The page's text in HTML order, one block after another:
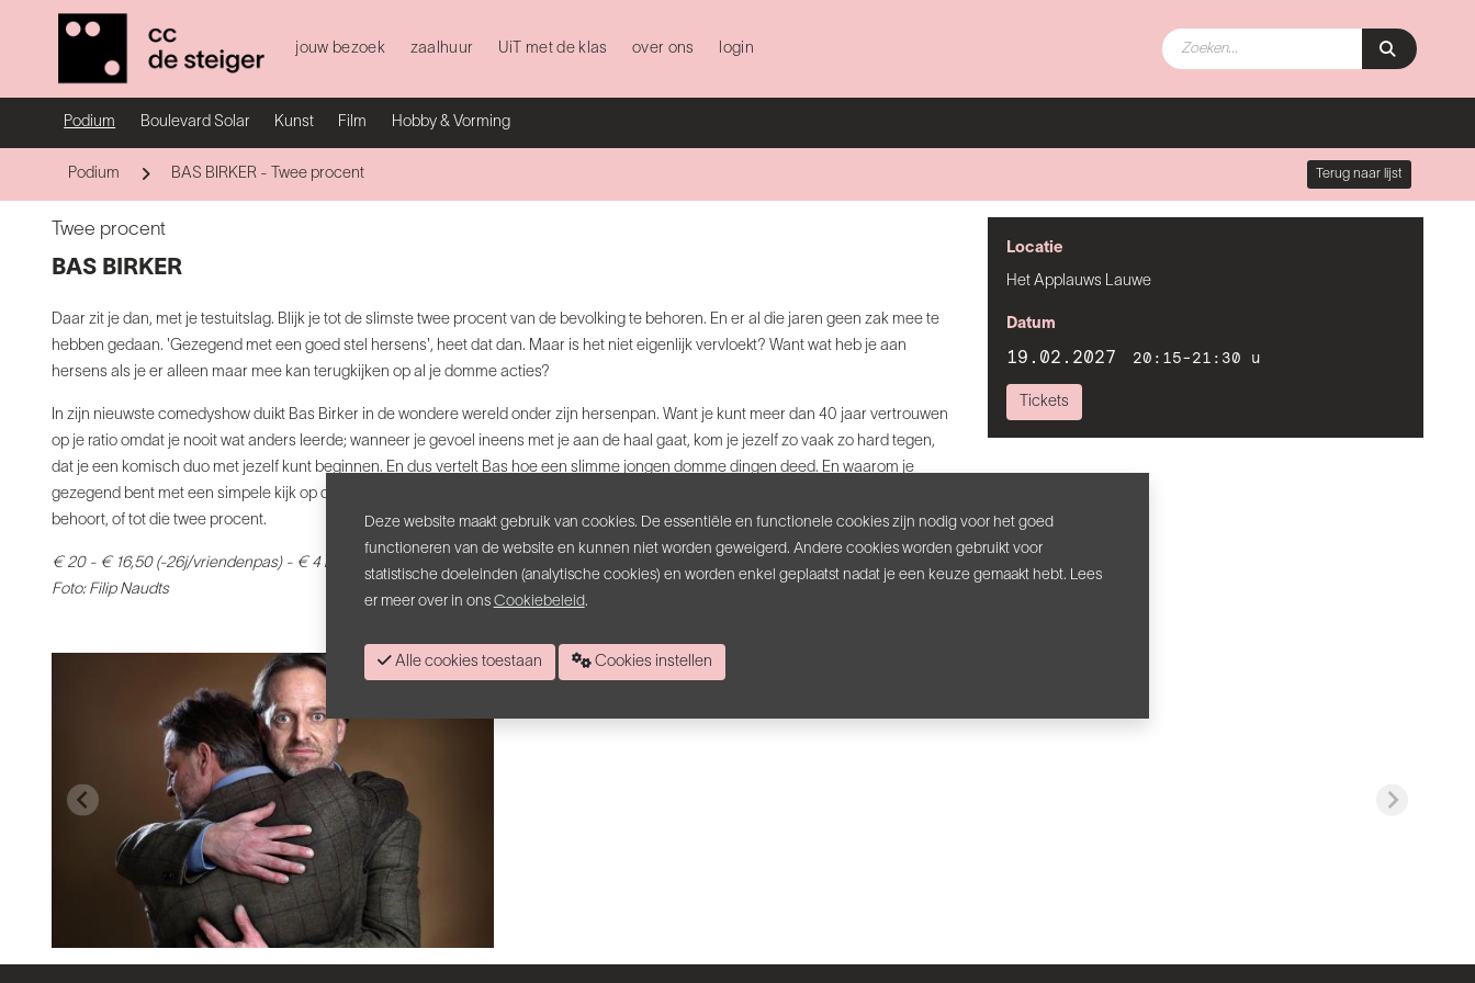
jouw bezoek zaalhuur UiT met de klas over ons login
Podium Boulevard Solar Kunst Film Hobby & Vorming
Podium BAS BIRKER - Twee procent Terug naar lijst
Twee procent
BAS BIRKER
Daar zit je dan, met je testuitslag. Blijk je tot de slimste twee procent van de bevolking te behoren. En er al die jaren geen zak mee te
hebben gedaan. 'Gezegend met een goed stel hersens', heet dat dan. Maar is het niet eigenlijk vervloekt? Want wat heb je aan
hersens als je er alleen maar mee kan terugkijken op al je domme acties?
In zijn nieuwste comedyshow duikt Bas Birker in de wondere wereld onder zijn hersenpan. Want je kunt meer dan 40 jaar vertrouwen
op je ratio omdat je nooit wat anders leerde; wanneer je gevoel ineens met je aan de haal gaat, kom je jezelf zo vaak zo hard tegen,
dat je een komisch duo met jezelf kunt beginnen. En dus vertelt Bas hoe een slimme jongen domme dingen deed. En waarom je
gezegend bent met een simpele kijk op de wereld en vervloekt als je denkt dat je alles weet. Of je nu tot de grote meerderheid
behoort, of tot die twee procent.
€ 20 - € 16,50 (-26j/vriendenpas) - € 4 kansentarief
Foto: Filip Naudts
Locatie
Het Applauws Lauwe
Datum
19.02.2027 20:15-21:30 u
Tickets
Deze website maakt gebruik van cookies. De essentiële en functionele cookies zijn nodig voor het goed
functioneren van de website en kunnen niet worden geweigerd. Andere cookies worden gebruikt voor
statistische doeleinden (analytische cookies) en worden enkel geplaatst nadat je een keuze gemaakt hebt. Lees
er meer over in ons Cookiebeleid.
Alle cookies toestaan Cookies instellen